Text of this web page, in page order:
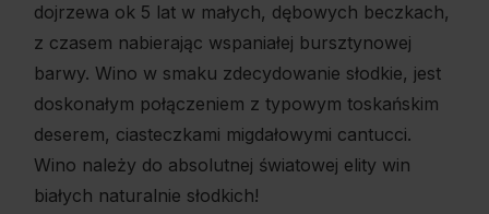
dojrzewa ok 5 lat w małych, dębowych beczkach,
z czasem nabierając wspaniałej bursztynowej
barwy. Wino w smaku zdecydowanie słodkie, jest
doskonałym połączeniem z typowym toskańskim
deserem, ciasteczkami migdałowymi cantucci.
Wino należy do absolutnej światowej elity win
białych naturalnie słodkich!